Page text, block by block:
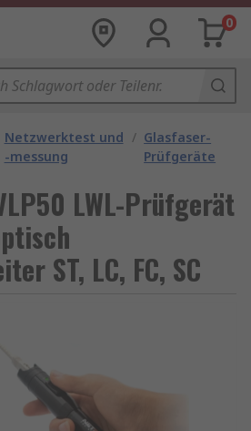
0
Netzwerktest und
-messung
/ Glasfaser-
Prüfgeräte
LWL-Prüfgerät
ST, LC, FC, SC